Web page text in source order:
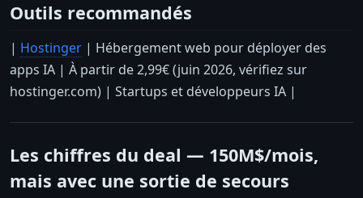
Outils recommandés
| Hostinger | Hébergement web pour déployer des
apps IA | À partir de 2,99€ (juin 2026, vérifiez sur
hostinger.com) | Startups et développeurs IA |
Les chiffres du deal — 150M$/mois,
mais avec une sortie de secours